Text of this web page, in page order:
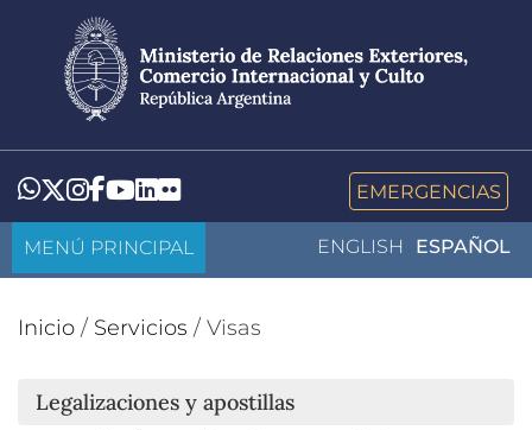
contenido
principal
Whatsapp
Twitter
Instagram
Facebook
YouTube
LinkedIn
Flickr EMERGENCIAS
ENGLISH ESPAÑOL
MENÚ PRINCIPAL
Inicio / Servicios / Visas
Legalizaciones y apostillas